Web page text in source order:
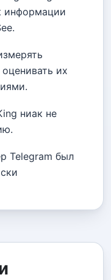
информации
их
ниак не
Telegram был